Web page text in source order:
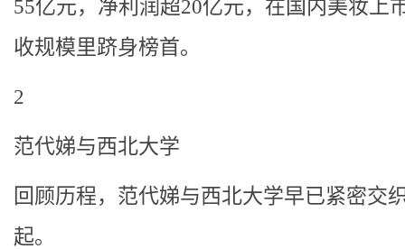
55亿元，净利润超20亿元，在国内美妆上
收规模里跻身榜首。
2
范代娣与西北大学
回顾历程，范代娣与西北大学早已紧密交
起。